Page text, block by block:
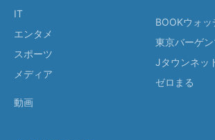
IT
エンタメ
スポーツ
メディア
動画
BOOKウォッ
東京バーゲ
Jタウンネッ
ゼロまる